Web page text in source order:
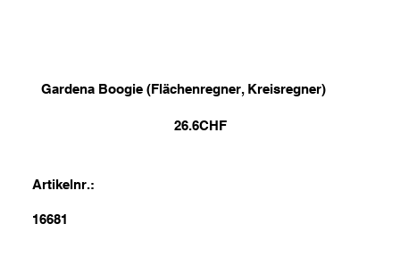
Gardena Boogie (Flächenregner, Kreisregner)
26.6CHF
Artikelnr.:
16681